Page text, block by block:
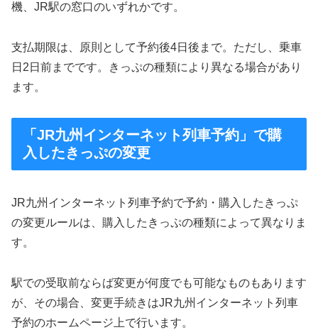
機、JR駅の窓口のいずれかです。
支払期限は、原則として予約後4日後まで。ただし、乗車
日2日前までです。きっぷの種類により異なる場合があり
ます。
「JR九州インターネット列車予約」で購
入したきっぷの変更
JR九州インターネット列車予約で予約・購入したきっぷ
の変更ルールは、購入したきっぷの種類によって異なりま
す。
駅での受取前ならば変更が何度でも可能なものもあります
が、その場合、変更手続きはJR九州インターネット列車
予約のホームページ上で行います。